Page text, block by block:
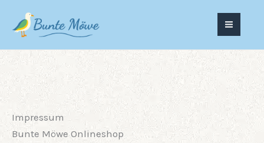
Inhalt
springen
Impressum
Bunte Möwe Onlineshop